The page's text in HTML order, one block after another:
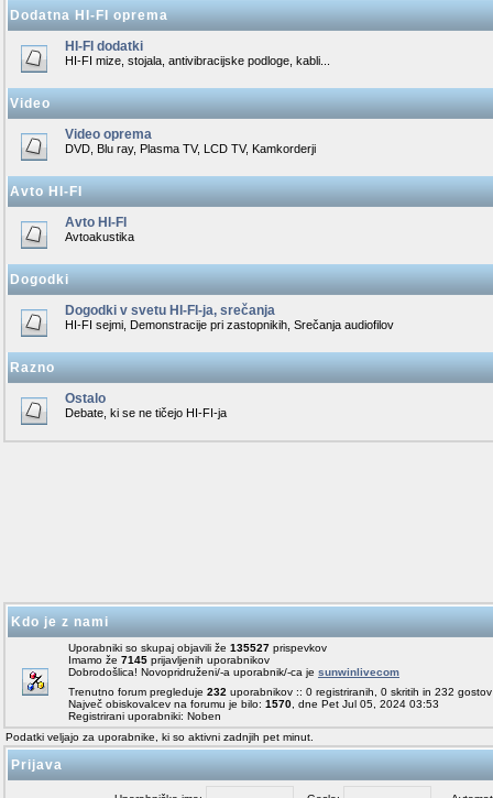
Dodatna HI-FI oprema
HI-FI dodatki
HI-FI mize, stojala, antivibracijske podloge, kabli...
Video
Video oprema
DVD, Blu ray, Plasma TV, LCD TV, Kamkorderji
Avto HI-FI
Avto HI-FI
Avtoakustika
Dogodki
Dogodki v svetu HI-FI-ja, srečanja
HI-FI sejmi, Demonstracije pri zastopnikih, Srečanja audiofilov
Razno
Ostalo
Debate, ki se ne tičejo HI-FI-ja
Kdo je z nami
Uporabniki so skupaj objavili že 135527 prispevkov
Imamo že 7145 prijavljenih uporabnikov
Dobrodošlica! Novopridruženi/-a uporabnik/-ca je sunwinlivecom
Trenutno forum pregleduje 232 uporabnikov :: 0 registriranih, 0 skritih in 232
Največ obiskovalcev na forumu je bilo: 1570 , dne Pet Jul 05, 2024 03:53
Registrirani uporabniki: Noben
Podatki veljajo za uporabnike, ki so aktivni zadnjih pet minut.
Prijava